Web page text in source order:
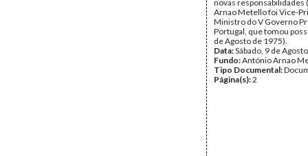
novas responsabilidades
Arnao Metello foi Vice-
Ministro do V Governo
Portugal, que tomou
de Agosto de 1975).
Data:Sábado, 9 de
Fundo:António Arnao
Tipo Documental:
Página(s):2